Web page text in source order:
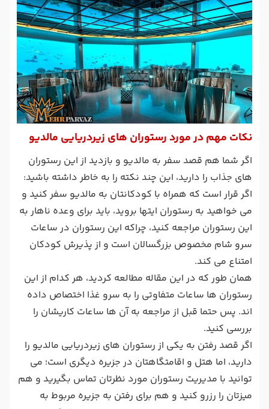
نکات مهم در مورد رستوران های زیردریایی مالدیو
اگر شما هم قصد سفر به مالدیو و بازدید از این رستوران
های جذاب را دارید، این چند نکته را به خاطر داشته باشید:
اگر قرار است که همراه با کودکانتان به مالدیو سفر کنید و
می خواهید به رستوران ایتها بروید، باید برای وعده ناهار به
این رستوران مراجعه کنید، چراکه این رستوران در ساعات
سرو شام مخصوص بزرگسالان است و از پذیرش کودکان
امتناع می کند.
همان طور که در این مقاله مطالعه کردید، هر کدام از این
رستوران ها ساعات متفاوتی را به سرو غذا اختصاص داده
اند. پس حتما قبل از مراجعه به آن ها ساعات کاریشان را
بررسی کنید.
اگر قصد رفتن به یکی از رستوران های زیردریایی مالدیو را
دارید، اما هتل و اقامتگاهتان در جزیره دیگری است؛ می
توانید با مدیریت رستوران مورد نظرتان تماس بگیرید و هم
میزتان را رزرو کنید و هم برای رفتن به جزیره مربوط به